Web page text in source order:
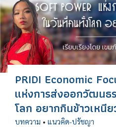
PRIDI Economic
แห่งการส่งออกวัฒน
โลก อยากกินข้าวเหนี
บทความ • แนวคิด-ปรัชญา